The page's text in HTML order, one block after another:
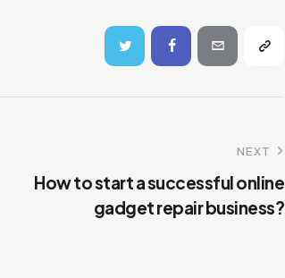
NEXT
How to start a successful online
gadget repair business?